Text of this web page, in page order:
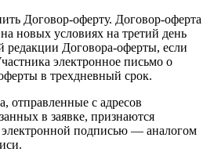
Договор-оферту. Договор-оферта
новых условиях на третий день
редакции Договора-оферты, если
электронное письмо о
в трехдневный срок.
отправленные с адресов
в заявке, признаются
подписью — аналогом